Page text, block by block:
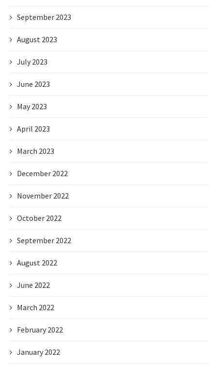
September 2023
August 2023
July 2023
June 2023
May 2023
April 2023
March 2023
December 2022
November 2022
October 2022
September 2022
August 2022
June 2022
March 2022
February 2022
January 2022